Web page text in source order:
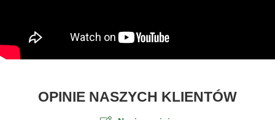
OPINIE NASZYCH KLIENTÓWO